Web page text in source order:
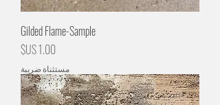
Gilded Flame-Sample
السعر
مستثناة ضريبة